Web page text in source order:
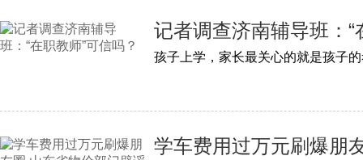
记者调查济南辅导班：“
学车费用过万元刷爆朋